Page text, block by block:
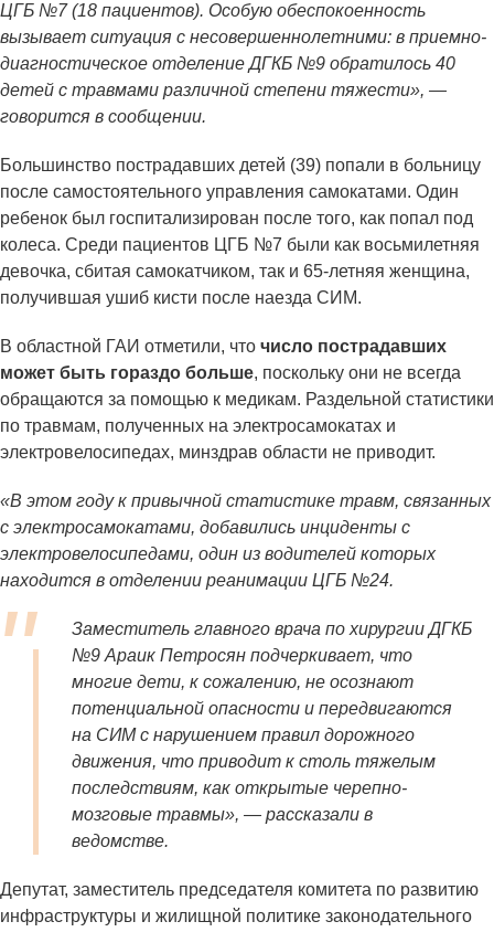
ЦГБ №7 (18 пациентов). Особую обеспокоенность
вызывает ситуация с несовершеннолетними: в приемно-
диагностическое отделение ДГКБ №9 обратилось 40
детей с травмами различной степени тяжести», —
говорится в сообщении.
Большинство пострадавших детей (39) попали в больницу
после самостоятельного управления самокатами. Один
ребенок был госпитализирован после того, как попал под
колеса. Среди пациентов ЦГБ №7 были как восьмилетняя
девочка, сбитая самокатчиком, так и 65-летняя женщина,
получившая ушиб кисти после наезда СИМ.
В областной ГАИ отметили, что число пострадавших
может быть гораздо больше, поскольку они не всегда
обращаются за помощью к медикам. Раздельной статистики
по травмам, полученных на электросамокатах и
электровелосипедах, минздрав области не приводит.
«В этом году к привычной статистике травм, связанных
с электросамокатами, добавились инциденты с
электровелосипедами, один из водителей которых
находится в отделении реанимации ЦГБ №24.
Заместитель главного врача по хирургии ДГКБ
№9 Араик Петросян подчеркивает, что
многие дети, к сожалению, не осознают
потенциальной опасности и передвигаются
на СИМ с нарушением правил дорожного
движения, что приводит к столь тяжелым
последствиям, как открытые черепно-
мозговые травмы», — рассказали в
ведомстве.
Депутат, заместитель председателя комитета по развитию
инфраструктуры и жилищной политике законодательного